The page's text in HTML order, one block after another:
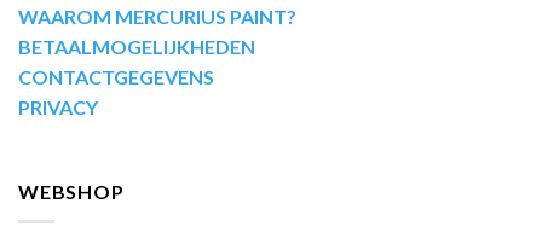
WAAROM MERCURIUS PAINT?
BETAALMOGELIJKHEDEN
CONTACTGEGEVENS
PRIVACY
WEBSHOP